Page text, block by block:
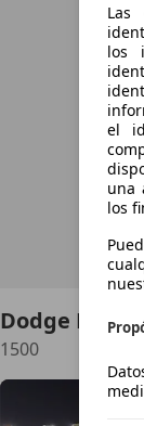
Dodge RAM
1500
Las
los
el
una
los